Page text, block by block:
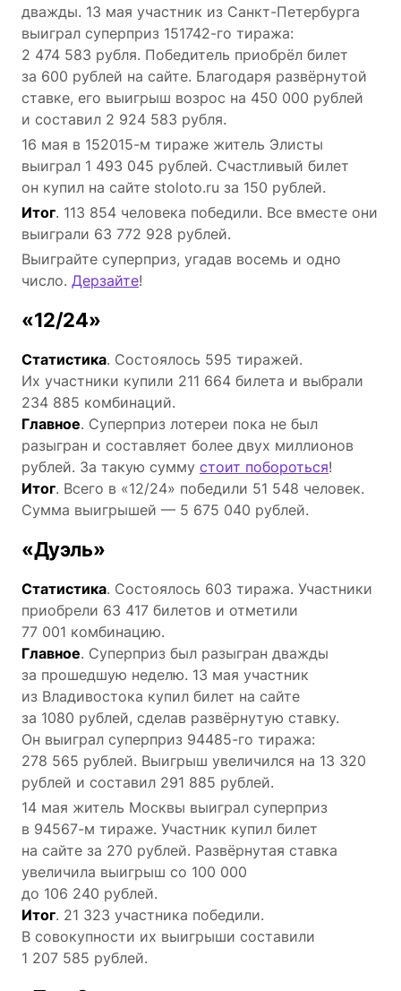
дважды. 13 мая участник из Санкт-Петербурга
выиграл суперприз 151742-го тиража:
2 474 583 рубля. Победитель приобрёл билет
за 600 рублей на сайте. Благодаря развёрнутой
ставке, его выигрыш возрос на 450 000 рублей
и составил 2 924 583 рубля.
16 мая в 152015-м тираже житель Элисты
выиграл 1 493 045 рублей. Счастливый билет
он купил на сайте stoloto.ru за 150 рублей.
Итог. 113 854 человека победили. Все вместе они
выиграли 63 772 928 рублей.
Выиграйте суперприз, угадав восемь и одно
число. Дерзайте!
«12/24»
Статистика. Состоялось 595 тиражей.
Их участники купили 211 664 билета и выбрали
234 885 комбинаций.
Главное. Суперприз лотереи пока не был
разыгран и составляет более двух миллионов
рублей. За такую сумму стоит побороться!
Итог. Всего в «12/24» победили 51 548 человек.
Сумма выигрышей — 5 675 040 рублей.
«Дуэль»
Статистика. Состоялось 603 тиража. Участники
приобрели 63 417 билетов и отметили
77 001 комбинацию.
Главное. Суперприз был разыгран дважды
за прошедшую неделю. 13 мая участник
из Владивостока купил билет на сайте
за 1080 рублей, сделав развёрнутую ставку.
Он выиграл суперприз 94485-го тиража:
278 565 рублей. Выигрыш увеличился на 13 320
рублей и составил 291 885 рублей.
14 мая житель Москвы выиграл суперприз
в 94567-м тираже. Участник купил билет
на сайте за 270 рублей. Развёрнутая ставка
увеличила выигрыш со 100 000
до 106 240 рублей.
Итог. 21 323 участника победили.
В совокупности их выигрыши составили
1 207 585 рублей.